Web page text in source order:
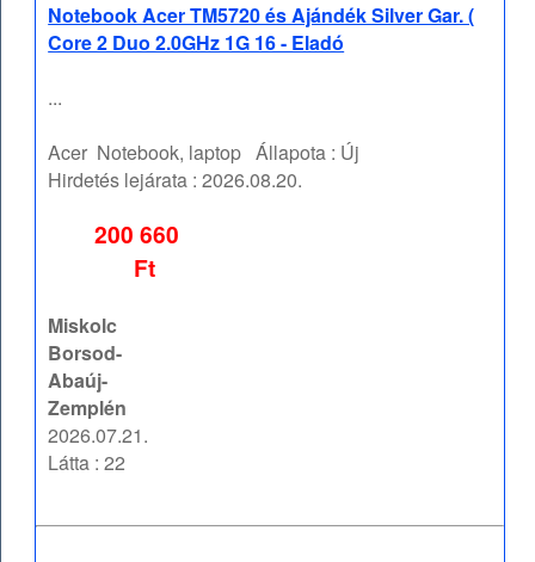
Notebook Acer TM5720 és Ajándék Silver Gar. (
Core 2 Duo 2.0GHz 1G 16 - Eladó
...
Acer Notebook, laptop Állapota : Új
Hirdetés lejárata :2026.08.20.
200 660
Ft
Miskolc
Borsod-
Abaúj-
Zemplén
2026.07.21.
Látta : 22